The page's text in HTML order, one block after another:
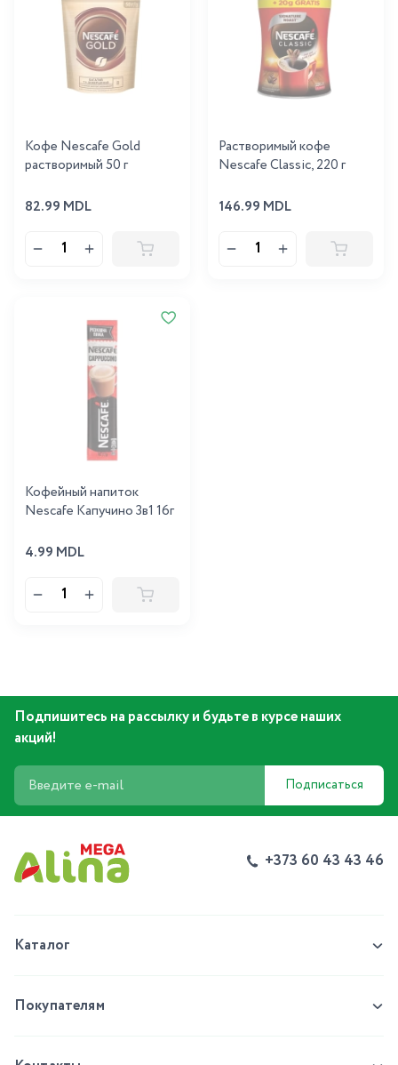
Кофе Nescafe Gold
растворимый 50 г
82.99 MDL
Растворимый кофе
Nescafe Classic, 220 г
146.99 MDL
Кофейный напиток
Nescafe Капучино 3в1 16г
4.99 MDL
Подпишитесь на рассылку и будьте в курсе наших
акций!
Подписаться
+373 60 43 43 46
Каталог
Покупателям